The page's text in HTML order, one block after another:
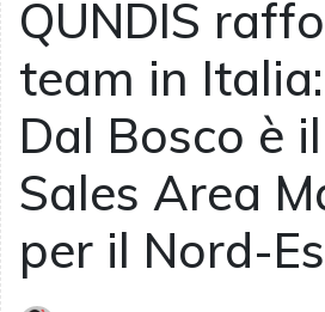
QUNDIS
team in
Dal Bosco è
Sales Area
per il Nord-